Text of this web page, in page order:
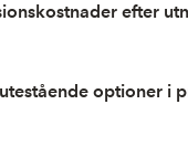
efter
optioner i